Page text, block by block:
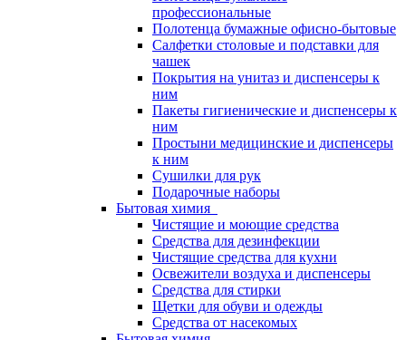
профессиональные
Полотенца бумажные офисно-бытовые
Салфетки столовые и подставки для
чашек
Покрытия на унитаз и диспенсеры к
ним
Пакеты гигиенические и диспенсеры к
ним
Простыни медицинские и диспенсеры
к ним
Сушилки для рук
Подарочные наборы
Бытовая химия
Чистящие и моющие средства
Средства для дезинфекции
Чистящие средства для кухни
Освежители воздуха и диспенсеры
Средства для стирки
Щетки для обуви и одежды
Средства от насекомых